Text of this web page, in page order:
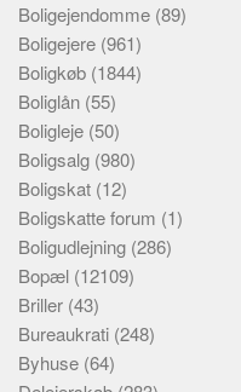
Boligejendomme (89)
Boligejere (961)
Boligkøb (1844)
Boliglån (55)
Boligleje (50)
Boligsalg (980)
Boligskat (12)
Boligskatte forum (1)
Boligudlejning (286)
Bopæl (12109)
Briller (43)
Bureaukrati (248)
Byhuse (64)